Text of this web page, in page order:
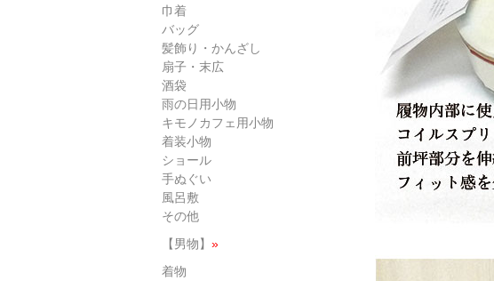
巾着
バッグ
髪飾り・かんざし
扇子・末広
酒袋
雨の日用小物
キモノカフェ用小物
着装小物
ショール
手ぬぐい
風呂敷
その他
【男物】 »
着物